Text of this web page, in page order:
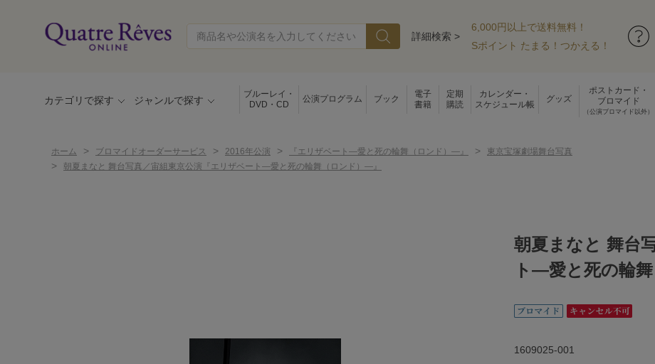
詳細検索 >
6,000円以上で送料無料！
Sポイント たまる！つかえる！
カテゴリで探す ジャンルで探す
ブルーレイ・
DVD・CD
公演プログラム ブック
電子
書籍
定期
購読
カレンダー・
スケジュール帳
グッズ
ポストカード・
ブロマイド
（公演ブロマイド以外）
ホーム > ブロマイドオーダーサービス > 2016年公演 > 『エリザベート―愛と死の輪舞（ロンド）―』 > 東京宝塚劇場舞台写真
> 朝夏まなと 舞台写真／宙組東京公演『エリザベート―愛と死の輪舞（ロンド）―』
朝夏まなと 舞台
ト―愛と死の輪
1609025-001